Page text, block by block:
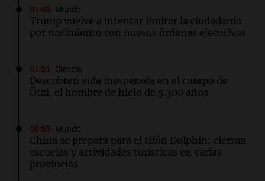
01:49 Mundo
Trump vuelve a intentar limitar la ciudadanía
por nacimiento con nuevas órdenes ejecutivas
01:31 Ciencia
Descubren vida inesperada en el cuerpo de
Ötzi, el hombre de hielo de 5.300 años
00:55 Mundo
China se prepara para el tifón Dolphin; cierran
escuelas y actividades turísticas en varias
provincias